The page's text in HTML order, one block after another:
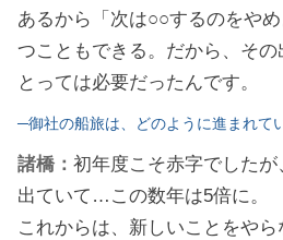
あるから「次は○○するのをや
つこともできる。だから、そ
とっては必要だったんです。
─御社の船旅は、どのように進まれて
諸橋： 初年度こそ赤字でした
出ていて…この数年は5倍に。
これからは、新しいことをや